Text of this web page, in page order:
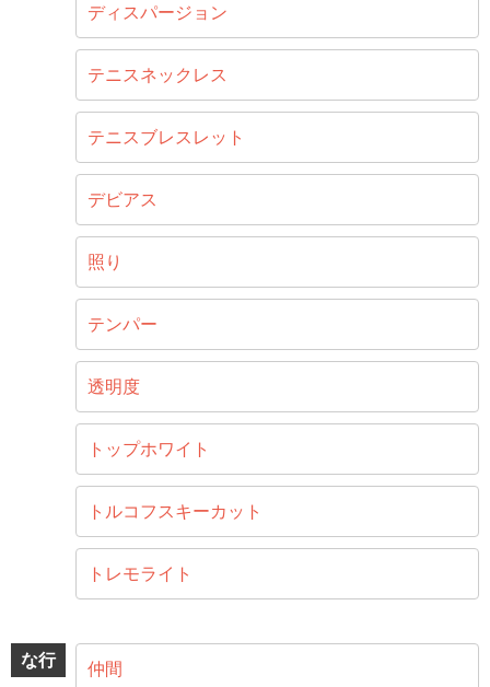
ディスパージョン
テニスネックレス
テニスブレスレット
デビアス
照り
テンパー
透明度
トップホワイト
トルコフスキーカット
トレモライト
な行 仲間